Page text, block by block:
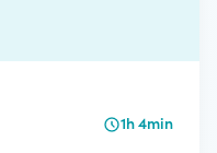
1h 4min